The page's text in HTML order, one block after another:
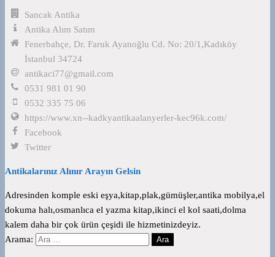
Sancak Antika
Antika Alım Satım
Fenerbahçe, Dr. Faruk Ayanoğlu Cd. No: 20/1,Kadıköy
İstanbul 34724
antikaci77@gmail.com
0531 981 01 90
0532 335 75 06
https://www.xn--kadkyantikaalanyerler-kec96k.com/
Facebook
Twitter
Antikalarınız Alınır Arayın Gelsin
Adresinden komple eski eşya,kitap,plak,gümüşler,antika mobilya,el
dokuma halı,osmanlıca el yazma kitap,ikinci el kol saati,dolma
kalem daha bir çok ürün çeşidi ile hizmetinizdeyiz.
Arama: